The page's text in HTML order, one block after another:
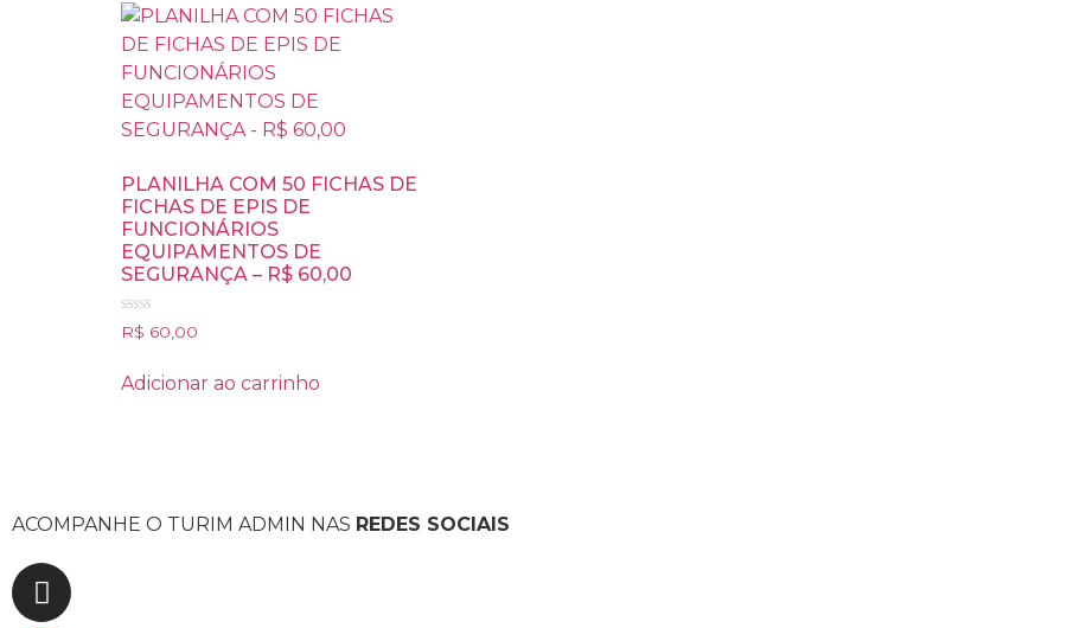
PLANILHA COM 50 FICHAS DE
FICHAS DE EPIS DE
FUNCIONÁRIOS
EQUIPAMENTOS DE
SEGURANÇA – R$ 60,00
Avaliação
0
5
R$ 60,00
Adicionar ao carrinho
ACOMPANHE O TURIM ADMIN NAS REDES SOCIAIS